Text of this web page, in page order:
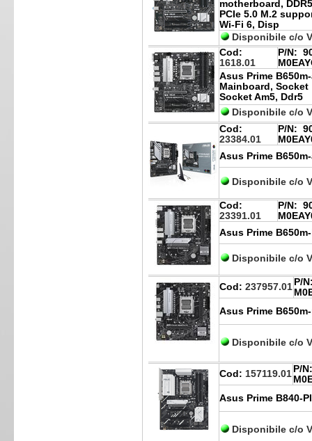
motherboard, DDR5
PCIe 5.0 M.2
Wi-Fi 6, Disp
Disponibile c/o
Cod:
1618.01
P/N:
Asus Prime
Mainboard, Socket
Socket Am5, Ddr5
Disponibile c/o
Cod:
23384.01
P/N:
Asus Prime
Disponibile c/o
Cod:
23391.01
P/N:
Asus Prime
Disponibile c/o
Cod: 237957.01 P/
Asus Prime
Disponibile c/o
Cod: 157119.01 P/N:
Asus Prime B840-
Disponibile c/o